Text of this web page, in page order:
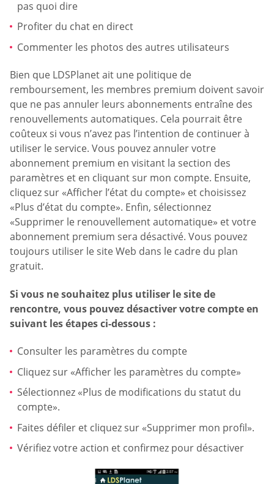
pas quoi dire
Profiter du chat en direct
Commenter les photos des autres utilisateurs
Bien que LDSPlanet ait une politique de
remboursement, les membres premium doivent savoir
que ne pas annuler leurs abonnements entraîne des
renouvellements automatiques. Cela pourrait être
coûteux si vous n’avez pas l’intention de continuer à
utiliser le service. Vous pouvez annuler votre
abonnement premium en visitant la section des
paramètres et en cliquant sur mon compte. Ensuite,
cliquez sur «Afficher l’état du compte» et choisissez
«Plus d’état du compte». Enfin, sélectionnez
«Supprimer le renouvellement automatique» et votre
abonnement premium sera désactivé. Vous pouvez
toujours utiliser le site Web dans le cadre du plan
gratuit.
Si vous ne souhaitez plus utiliser le site de
rencontre, vous pouvez désactiver votre compte en
suivant les étapes ci-dessous :
Consulter les paramètres du compte
Cliquez sur «Afficher les paramètres du compte»
Sélectionnez «Plus de modifications du statut du
compte».
Faites défiler et cliquez sur «Supprimer mon profil».
Vérifiez votre action et confirmez pour désactiver